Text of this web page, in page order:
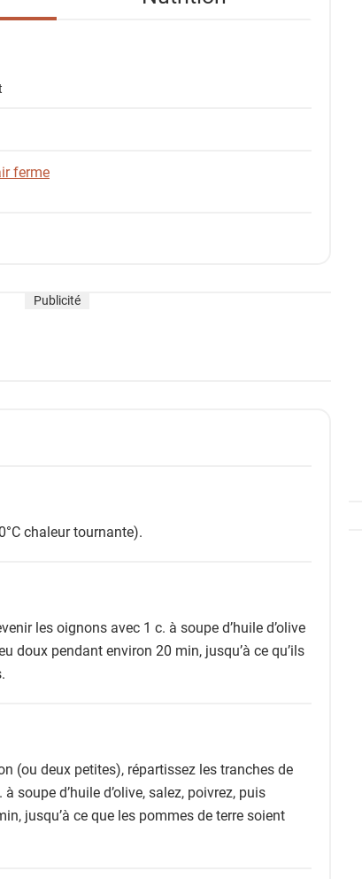
ferme
Publicité
chaleur tournante).
les oignons avec 1 c. à soupe d’huile d’olive
doux pendant environ 20 min, jusqu’à ce qu’ils
(ou deux petites), répartissez les tranches de
soupe d’huile d’olive, salez, poivrez, puis
jusqu’à ce que les pommes de terre soient